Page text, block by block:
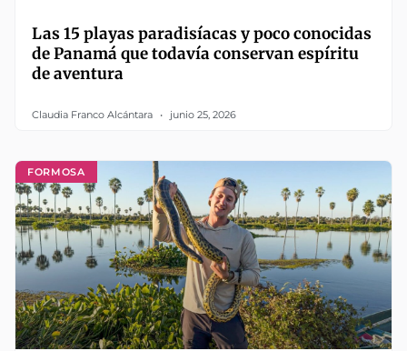
Las 15 playas paradisíacas y poco conocidas
de Panamá que todavía conservan espíritu
de aventura
Claudia Franco Alcántara junio 25, 2026
FORMOSA